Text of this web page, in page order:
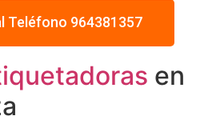
Teléfono 964381357
en